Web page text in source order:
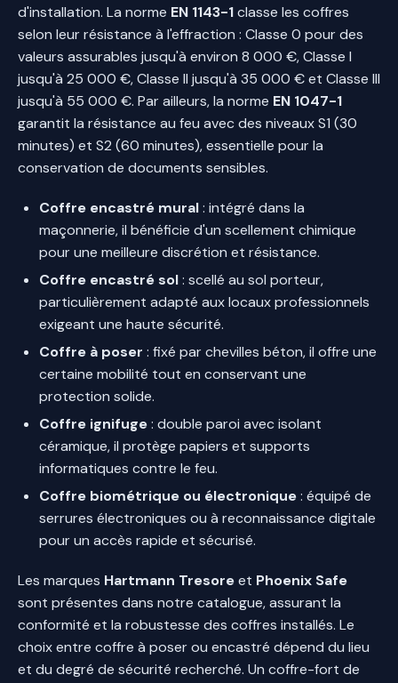
d'installation. La norme EN 1143-1classe les coffres
selon leur résistance à l'effraction : Classe 0 pour des
valeurs assurables jusqu'à environ 8 000 €, Classe I
jusqu'à 25 000 €, Classe II jusqu'à 35 000 € et Classe III
jusqu'à 55 000 €. Par ailleurs, la norme EN 1047-1
garantit la résistance au feu avec des niveaux S1 (30
minutes) et S2 (60 minutes), essentielle pour la
conservation de documents sensibles.
Coffre encastré mural: intégré dans la
maçonnerie, il bénéficie d'un scellement chimique
pour une meilleure discrétion et résistance.
Coffre encastré sol: scellé au sol porteur,
particulièrement adapté aux locaux professionnels
exigeant une haute sécurité.
Coffre à poser : fixé par chevilles béton, il offre une
certaine mobilité tout en conservant une
protection solide.
Coffre ignifuge: double paroi avec isolant
céramique, il protège papiers et supports
informatiques contre le feu.
Coffre biométrique ou électronique: équipé de
serrures électroniques ou à reconnaissance digitale
pour un accès rapide et sécurisé.
Les marques Hartmann Tresoreet Phoenix Safe
sont présentes dans notre catalogue, assurant la
conformité et la robustesse des coffres installés. Le
choix entre coffre à poser ou encastré dépend du lieu
et du degré de sécurité recherché. Un coffre-fort de